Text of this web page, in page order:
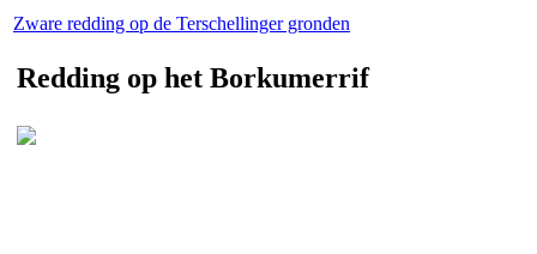
Zware redding op de Terschellinger gronden
Redding op het Borkumerrif